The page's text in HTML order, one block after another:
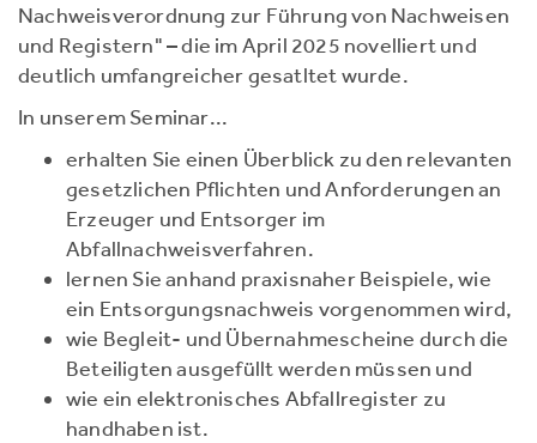
Nachweisverordnung zur Führung von Nachweisen
und Registern" – die im April 2025 novelliert und
deutlich umfangreicher gesatltet wurde.
In unserem Seminar...
erhalten Sie einen Überblick zu den relevanten
gesetzlichen Pflichten und Anforderungen an
Erzeuger und Entsorger im
Abfallnachweisverfahren.
lernen Sie anhand praxisnaher Beispiele, wie
ein Entsorgungsnachweis vorgenommen wird,
wie Begleit- und Übernahmescheine durch die
Beteiligten ausgefüllt werden müssen und
wie ein elektronisches Abfallregister zu
handhaben ist.